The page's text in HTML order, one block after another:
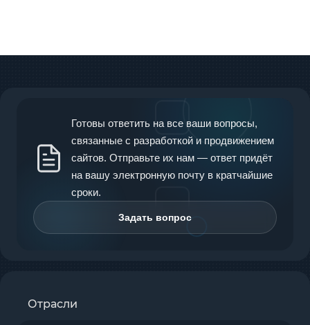
Готовы ответить на все ваши вопросы,
связанные с разработкой и продвижением
сайтов. Отправьте их нам — ответ придёт
на вашу электронную почту в кратчайшие
сроки.
Задать вопрос
Отрасли